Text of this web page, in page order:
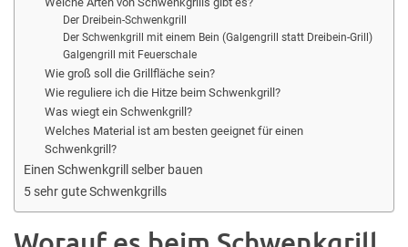
Der Dreibein-Schwenkgrill
Der Schwenkgrill mit einem Bein (Galgengrill statt Dreibein-Grill)
Galgengrill mit Feuerschale
Wie groß soll die Grillfläche sein?
Wie reguliere ich die Hitze beim Schwenkgrill?
Was wiegt ein Schwenkgrill?
Welches Material ist am besten geeignet für einen
Schwenkgrill?
Einen Schwenkgrill selber bauen
5 sehr gute Schwenkgrills